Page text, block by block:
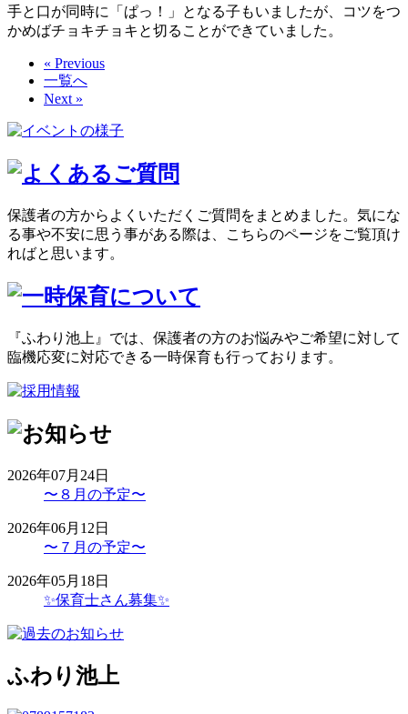
手と口が同時に「ぱっ！」となる子もいましたが、コツをつ
かめばチョキチョキと切ることができていました。
« Previous
一覧へ
Next »
保護者の方からよくいただくご質問をまとめました。気にな
る事や不安に思う事がある際は、こちらのページをご覧頂け
ればと思います。
『ふわり池上』では、保護者の方のお悩みやご希望に対して
臨機応変に対応できる一時保育も行っております。
2026年07月24日
〜８月の予定〜
2026年06月12日
〜７月の予定〜
2026年05月18日
✨保育士さん募集✨
ふわり池上